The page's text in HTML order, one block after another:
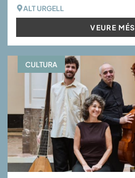
ALT URGELL
VEURE MÉS
CULTURA